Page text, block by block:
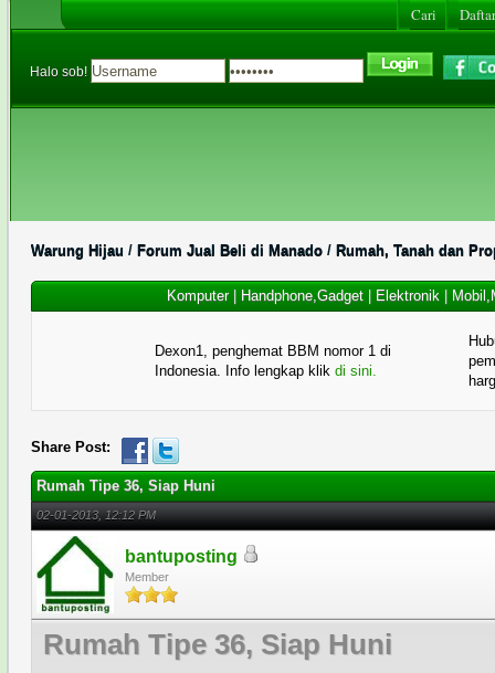
Cari
Halo sob!
Warung Hijau / Forum Jual Beli di Manado / Rumah, Tanah dan
Komputer| Handphone,Gadget| Elektronik|
Dexon1, penghemat BBM nomor 1 di
Indonesia. Info lengkap klik di sini.
Share Post:
Rumah Tipe 36, Siap Huni
02-01-2013, 12:12 PM
bantuposting
Member
Rumah Tipe 36, Siap Huni